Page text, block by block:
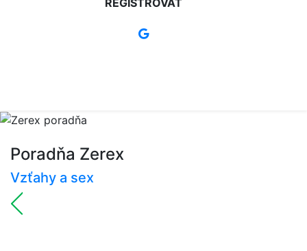
REGISTROVAŤ
Poradňa Zerex
Vzťahy a sex